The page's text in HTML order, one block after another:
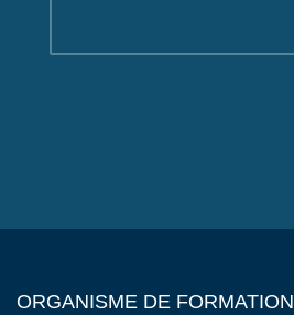
ORGANISME DE FORMATION